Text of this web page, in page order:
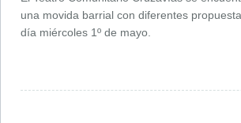
una movida barrial con diferentes
día miércoles 1º de mayo.